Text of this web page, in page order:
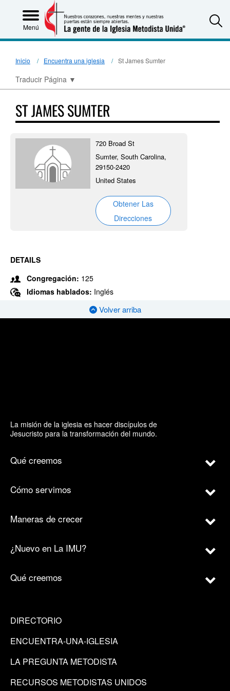
Menú
Inicio Encuentra una iglesia St James Sumter
Traducir Página ▼
ST JAMES SUMTER
720 Broad St
Sumter, South Carolina,
29150-2420
United States
Obtener Las
Direcciones
DETAILS
Congregación: 125
Idiomas hablados: Inglés
Volver arriba
La misión de la iglesia es hacer discípulos de
Jesucristo para la transformación del mundo.
Qué creemos
Cómo servimos
Maneras de crecer
¿Nuevo en La IMU?
Qué creemos
DIRECTORIO
ENCUENTRA-UNA-IGLESIA
LA PREGUNTA METODISTA
RECURSOS METODISTAS UNIDOS